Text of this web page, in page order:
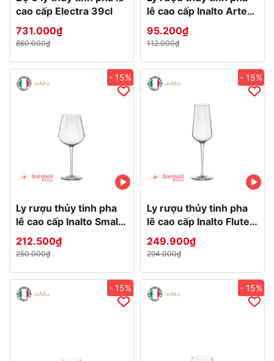
cao cấp Electra 39cl
731.000₫
860.000₫
lê cao cấp Inalto Arte
48.7cl
95.200₫
112.000₫
- 15%
Ly rượu thủy tinh pha
lê cao cấp Inalto Small
38cl
212.500₫
250.000₫
- 15%
Ly rượu thủy tinh pha
lê cao cấp Inalto Flute
28cl
249.900₫
294.000₫
- 15% - 15%